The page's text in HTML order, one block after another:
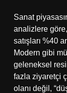
Sanat
analizlere
satışları %40
Modern gibi
geleneksel
fazla ziyaretçi
olanı değil,